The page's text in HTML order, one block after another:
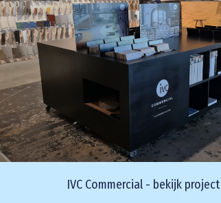
IVC Commercial - bekijk project